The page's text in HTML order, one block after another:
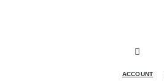
ACCOUNT